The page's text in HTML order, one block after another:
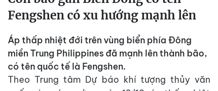
Fengshen có xu hướng mạnh lên
Áp thấp nhiệt đới trên vùng biển phía Đông
miền Trung Philippines đã mạnh lên thành bão,
có tên quốc tế là Fengshen.
Theo Trung tâm Dự báo khí tượng thủy văn